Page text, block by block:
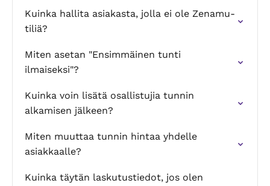
Kuinka hallita asiakasta, jolla ei ole Zenamu-
tiliä?
Miten asetan "Ensimmäinen tunti
ilmaiseksi"?
Kuinka voin lisätä osallistujia tunnin
alkamisen jälkeen?
Miten muuttaa tunnin hintaa yhdelle
asiakkaalle?
Kuinka täytän laskutustiedot, jos olen